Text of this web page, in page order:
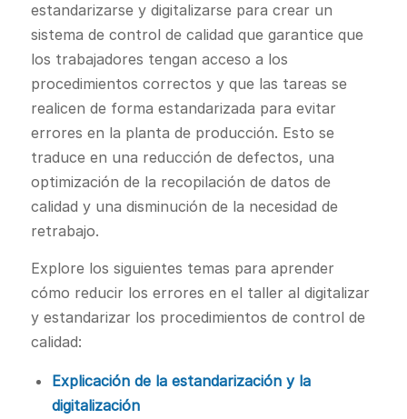
estandarizarse y digitalizarse para crear un
sistema de control de calidad que garantice que
los trabajadores tengan acceso a los
procedimientos correctos y que las tareas se
realicen de forma estandarizada para evitar
errores en la planta de producción. Esto se
traduce en una reducción de defectos, una
optimización de la recopilación de datos de
calidad y una disminución de la necesidad de
retrabajo.
Explore los siguientes temas para aprender
cómo reducir los errores en el taller al digitalizar
y estandarizar los procedimientos de control de
calidad:
Explicación de la estandarización y la
digitalización